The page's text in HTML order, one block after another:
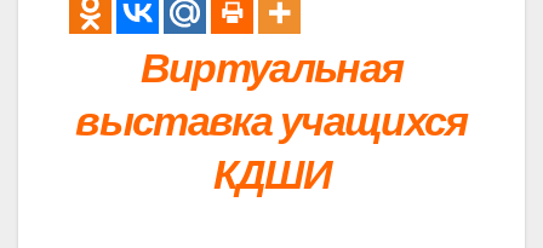
Виртуальная
выставка учащихся
КДШИ